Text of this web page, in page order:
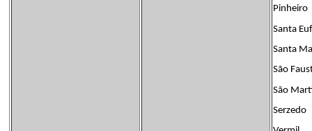
Pinheiro
Santa
Santa
São
São
Serzedo